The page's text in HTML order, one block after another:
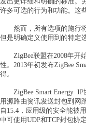
许多可选的行为和功能。这
然而，所有选项的施行将
但是明确定义使用到的特定
ZigBee联盟在2008年开始
性。2013年初发布ZigBee
得。
ZigBee Smart Energy IP
用源路由资讯发送封包到网
自15.4，应用级的安全能被
中可使用UDP和TCP封包协定